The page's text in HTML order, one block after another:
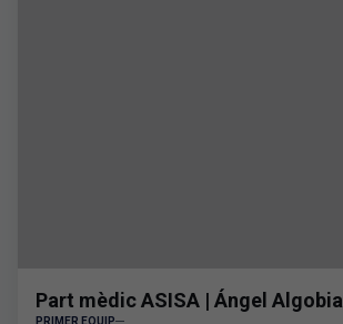
Part mèdic ASISA | Ángel Algobia
PRIMER EQUIP